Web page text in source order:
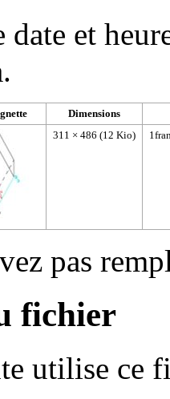
date et
Dimensions
311 × 486 (12 Kio)
pas
fichier
utilise ce